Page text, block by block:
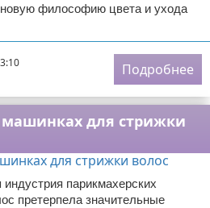
философию цвета и ухода
Подробнее
машинках для стрижки
парикмахерских
претерпела значительные